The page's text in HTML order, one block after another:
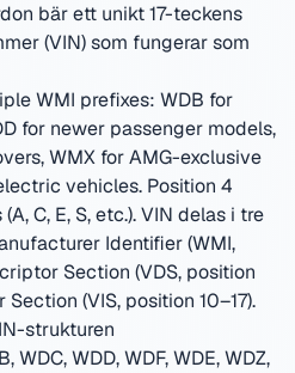
bär ett unikt 17-teckens
(VIN) som fungerar som
WMI prefixes: WDB for
for newer passenger models,
WMX for AMG-exclusive
vehicles. Position 4
C, E, S, etc.).VIN delas i tre
Identifier (WMI,
Section (VDS, position
(VIS, position 10–17).
strukturen
WDC, WDD, WDF, WDE, WDZ,